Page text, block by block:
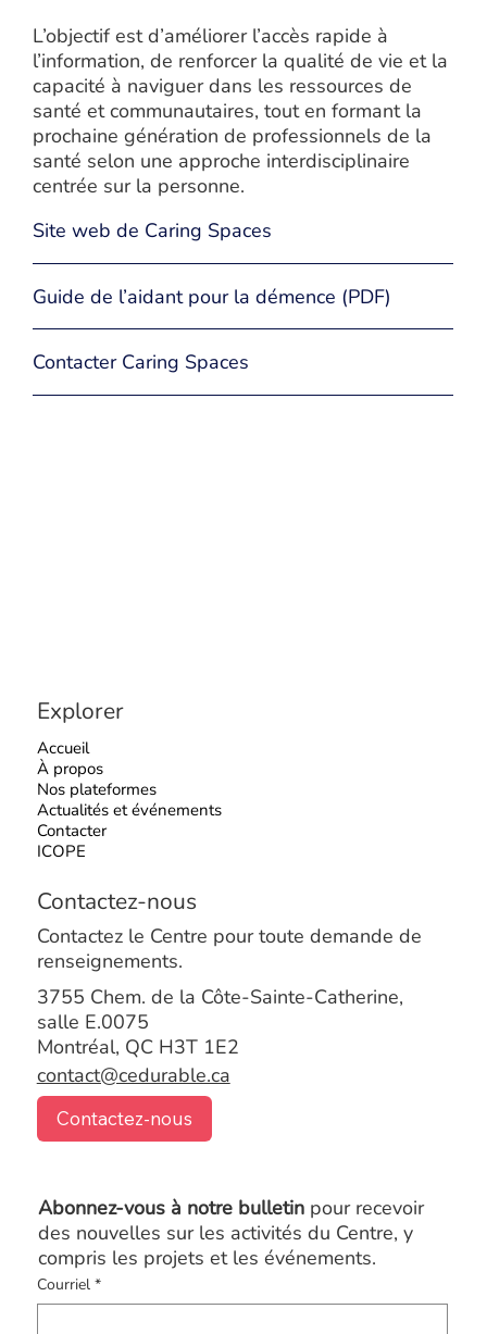
L’objectif est d’améliorer l’accès rapide à
l’information, de renforcer la qualité de vie et la
capacité à naviguer dans les ressources de
santé et communautaires, tout en formant la
prochaine génération de professionnels de la
santé selon une approche interdisciplinaire
centrée sur la personne.
Site web de Caring Spaces
Guide de l’aidant pour la démence (PDF)
Contacter Caring Spaces
Abonnez-vous à notre bulletin pour recevoir
des nouvelles sur les activités du Centre, y
compris les projets et les événements.
Courriel *
Explorer
Accueil
À propos
Nos plateformes
Actualités et événements
Contacter
ICOPE
Contactez-nous
Contactez le Centre pour toute demande de
renseignements.
3755 Chem. de la Côte-Sainte-Catherine,
salle E.0075
Montréal, QC H3T 1E2
contact@cedurable.ca
Contactez-nous